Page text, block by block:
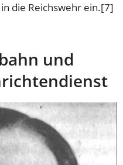
die Reichswehr ein.[7]
und